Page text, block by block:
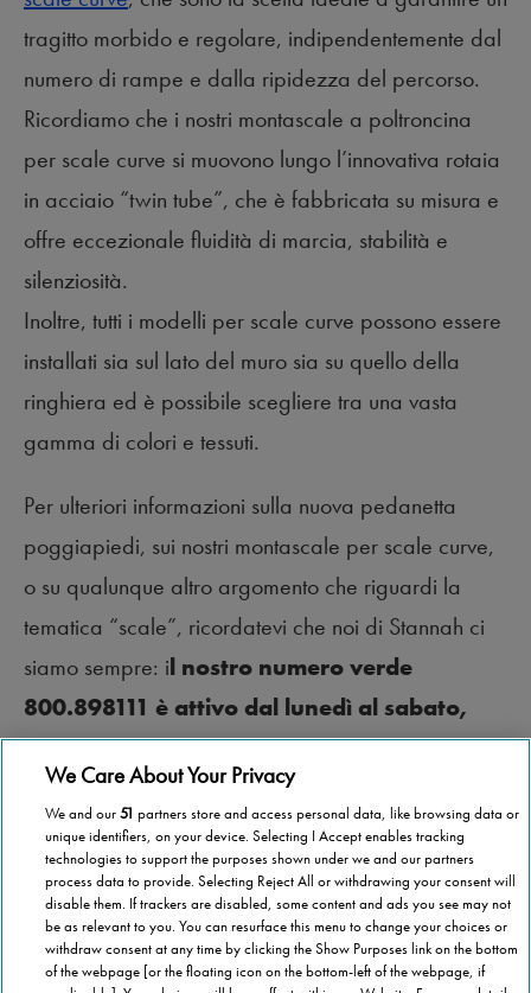
tragitto morbido e regolare, indipendentemente dal
numero di rampe e dalla ripidezza del percorso.
Ricordiamo che i nostri montascale a poltroncina
per scale curve si muovono lungo l’innovativa rotaia
in acciaio “twin tube”, che è fabbricata su misura e
offre eccezionale fluidità di marcia, stabilità e
silenziosità.
Inoltre, tutti i modelli per scale curve possono essere
installati sia sul lato del muro sia su quello della
ringhiera ed è possibile scegliere tra una vasta
gamma di colori e tessuti.
Per ulteriori informazioni sulla nuova pedanetta
poggiapiedi, sui nostri montascale per scale curve,
o su qualunque altro argomento che riguardi la
tematica “scale”, ricordatevi che noi di Stannah ci
siamo sempre: il nostro numero verde
800.898111 è attivo dal lunedì al sabato,
dalle 8.00 alle 20.00.Vi aspettiamo!
We Care About Your Privacy
We and our51 partners store and access personal data, like browsing data or
unique identifiers, on your device. Selecting I Accept enables tracking
technologies to support the purposes shown under we and our partners
process data to provide. Selecting Reject All or withdrawing your consent will
disable them. If trackers are disabled, some content and ads you see may not
be as relevant to you. You can resurface this menu to change your choices or
withdraw consent at any time by clicking the Show Purposes link on the bottom
of the webpage [or the floating icon on the bottom-left of the webpage, if